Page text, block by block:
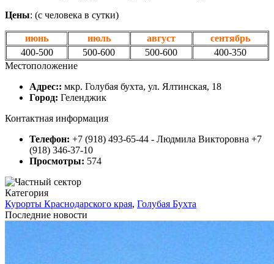
Цены: (с человека в сутки)
июнь июль август
сентябрь
400-500
500-600 500-600
400-350
Местоположение
Адрес:: мкр. Голубая бухта, ул. Ялтинская, 18
Город: Геленджик
Контактная информация
Телефон: +7 (918) 493-65-44 - Людмила Викторовна +7
(918) 346-37-10
Просмотры: 574
Категория
Курорты Краснодарского края, Голубая Бухта
Последние новости